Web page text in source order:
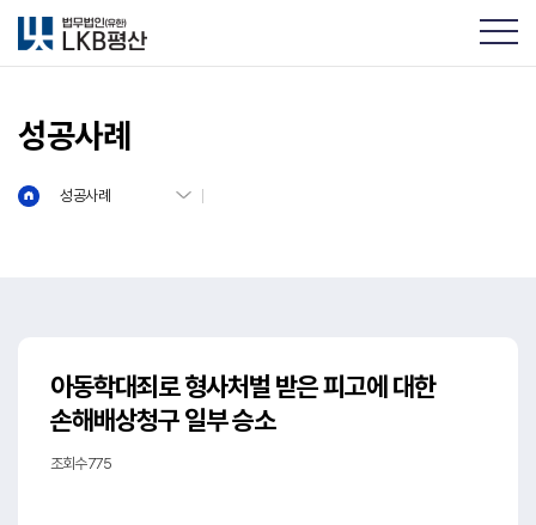
성공사례
성공사례
아동학대죄로 형사처벌 받은 피고에 대한
손해배상청구 일부 승소
조회수 775